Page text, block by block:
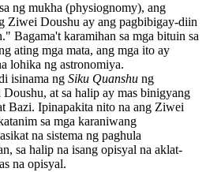
ng mukha (physiognomy), ang
Ziwei Doushu ay ang pagbibigay-diin
Bagama't karamihan sa mga bituin sa
ating mga mata, ang mga ito ay
lohika ng astronomiya.
isinama ng Siku Quanshu ng
at sa halip ay mas binigyang
Bazi. Ipinapakita nito na ang Ziwei
sa mga karaniwang
na sistema ng paghula
sa halip na isang opisyal na aklat-
na opisyal.